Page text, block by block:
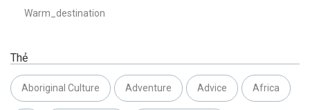
Warm_destination
Thẻ
Aboriginal Culture Adventure Advice Africa